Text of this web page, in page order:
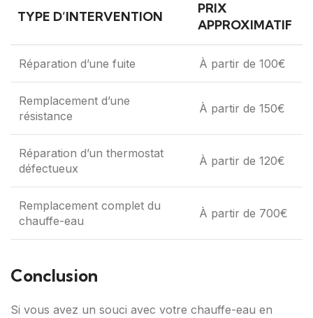
TYPE D’INTERVENTION
PRIX
APPROXIMATIF
Réparation d’une fuite À partir de 100€
Remplacement d’une
résistance
À partir de 150€
Réparation d’un thermostat
défectueux
À partir de 120€
Remplacement complet du
chauffe-eau
À partir de 700€
Conclusion
Si vous avez un souci avec votre chauffe-eau en